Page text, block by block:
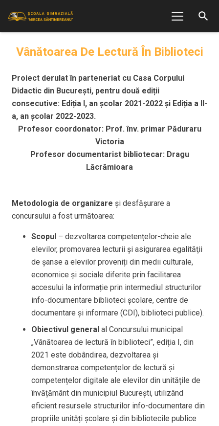
search
Vânătoarea De Lectură În Biblioteci
Proiect derulat în parteneriat cu Casa Corpului
Didactic din București, pentru două ediții
consecutive: Ediția I, an școlar 2021-2022 și Ediția a II-
a, an școlar 2022-2023.
Profesor coordonator: Prof. înv. primar Păduraru
Victoria
Profesor documentarist bibliotecar: Dragu
Lăcrămioara
Metodologia de organizare și desfășurare a
concursului a fost următoarea:
Scopul – dezvoltarea competențelor-cheie ale
elevilor, promovarea lecturii și asigurarea egalităţii
de şanse a elevilor proveniți din medii culturale,
economice şi sociale diferite prin facilitarea
accesului la informație prin intermediul structurilor
info-documentare biblioteci școlare, centre de
documentare și informare (CDI), biblioteci publice).
Obiectivul general al Concursului municipal
„Vânătoarea de lectură în biblioteci”, ediția I, din
2021 este dobândirea, dezvoltarea și
demonstrarea competențelor de lectură și
competențelor digitale ale elevilor din unitățile de
învățământ din municipiul București, utilizând
eficient resursele structurilor info-documentare din
propriile unități școlare și din bibliotecile publice